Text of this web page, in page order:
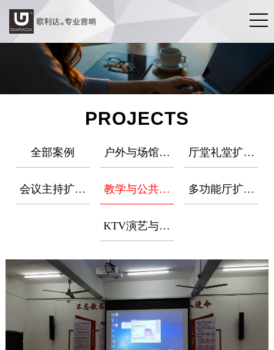
PROJECTS
全部案例 户外与场馆扩
声
厅堂礼堂扩声
项目
会议主持扩声 教学与公共广
播项目
多功能厅扩声
KTV演艺与固
定安装